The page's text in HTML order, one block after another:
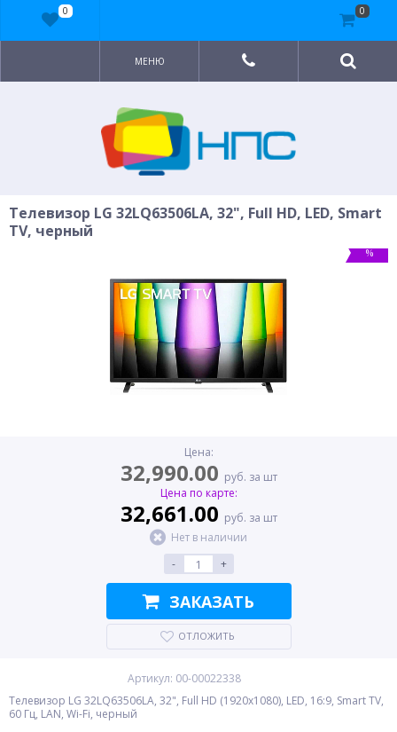
МЕНЮ
Телевизор LG 32LQ63506LA, 32", Full HD, LED, Smart
TV, черный
%
Цена:
32,990.00 руб. за шт
Цена по карте:
32,661.00 руб. за шт
Нет в наличии
-
+
ЗАКАЗАТЬ
ОТЛОЖИТЬ
Артикул: 00-00022338
Телевизор LG 32LQ63506LA, 32", Full HD (1920x1080), LED, 16:9, Smart TV,
60 Гц, LAN, Wi-Fi, черный
0 0